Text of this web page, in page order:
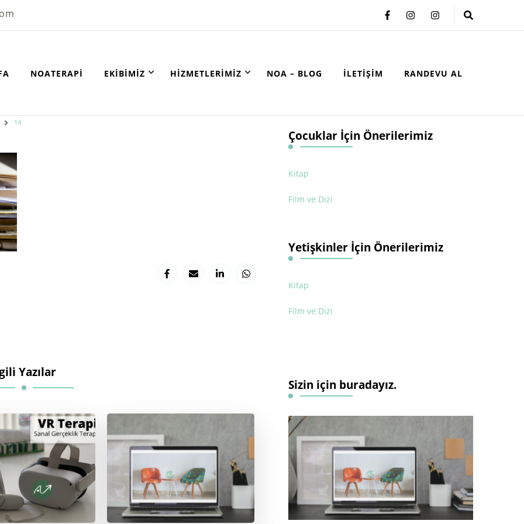
NOATERAPI EKIBIMIZ HIZMETLERIMIZ NOA – BLOG İLETIŞIM RANDEVU AL
14
Yazılar
Çocuklar İçin Önerilerimiz
Kitap
Film ve Dizi
Yetişkinler İçin Önerilerimiz
Kitap
Film ve Dizi
Sizin için buradayız.